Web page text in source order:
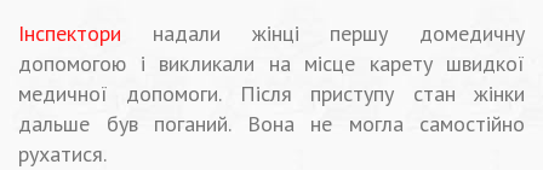
Інспектори надали жінці першу домедичну
допомогою і викликали на місце карету швидкої
медичної допомоги. Після приступу стан жінки
дальше був поганий. Вона не могла самостійно
рухатися.